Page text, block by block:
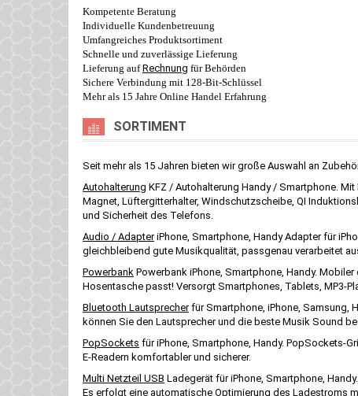
Kompetente Beratung
Individuelle Kundenbetreuung
Umfangreiches Produktsortiment
Schnelle und zuverlässige Lieferung
Lieferung aufRechnung für Behörden
Sichere Verbindung mit 128-Bit-Schlüssel
Mehr als 15 Jahre Online Handel Erfahrung
SORTIMENT
Seit mehr als 15 Jahren bieten wir große Auswahl an
Autohalterung KFZ / Autohalterung Handy / Smartphone.
Magnet, Lüftergitterhalter, Windschutzscheibe, QI
und Sicherheit des Telefons.
Audio / AdapteriPhone, Smartphone, Handy Adapter für
gleichbleibend gute Musikqualität, passgenau verarbeitet
Powerbank Powerbank iPhone, Smartphone, Handy.
Hosentasche passt! Versorgt Smartphones, Tablets, MP3-
Bluetooth Lautsprecherfür Smartphone, iPhone, Samsung,
können Sie den Lautsprecher und die beste Musik Sound
PopSockets für iPhone, Smartphone, Handy. PopSockets-
E-Readern komfortabler und sicherer.
Multi Netzteil USB Ladegerät für iPhone, Smartphone,
Es erfolgt eine automatische Optimierung des Ladestroms